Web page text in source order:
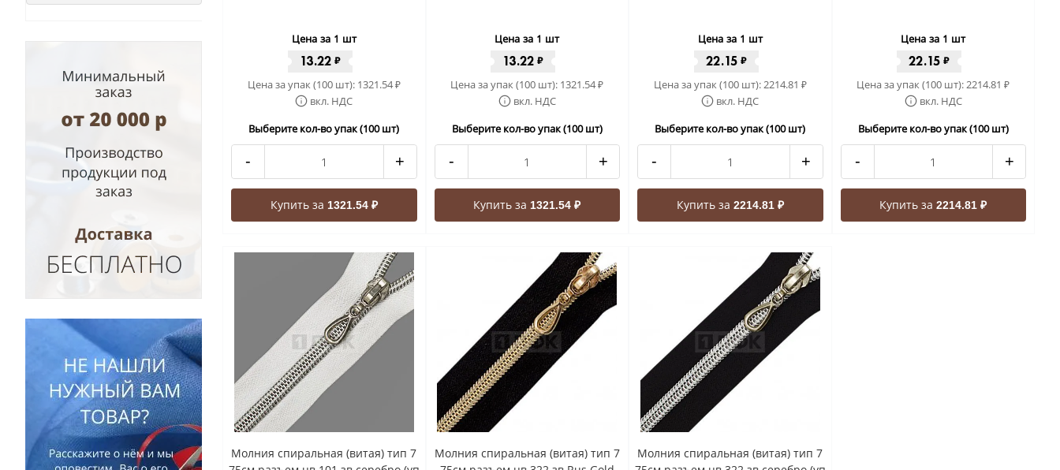
Цена за 1 шт
13.22 ₽
Цена за упак (100 шт): 1321.54₽
вкл. НДС
Выберите кол-во упак (100 шт)
- +
Купить за 1321.54 ₽
Цена за 1 шт
13.22 ₽
Цена за упак (100 шт): 1321.54₽
вкл. НДС
Выберите кол-во упак (100 шт)
- +
Купить за1321.54 ₽
Цена за 1 шт
22.15 ₽
Цена за упак (100 шт):2214.81 ₽
вкл. НДС
Выберите кол-во упак (100 шт)
- +
Купить за 2214.81 ₽
Цена за 1 шт
22.15 ₽
Цена за упак (100 шт):2214.81₽
вкл. НДС
Выберите кол-во упак (100 шт)
- +
Купить за2214.81 ₽
Молния спиральная (витая) тип 7
Молния спиральная (витая) тип 7
Молния спиральная (витая) тип 7